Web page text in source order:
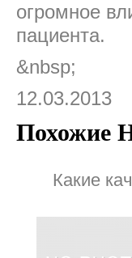
огромное
пациента.
&nbsp;
12.03.2013
Похожие
Какие